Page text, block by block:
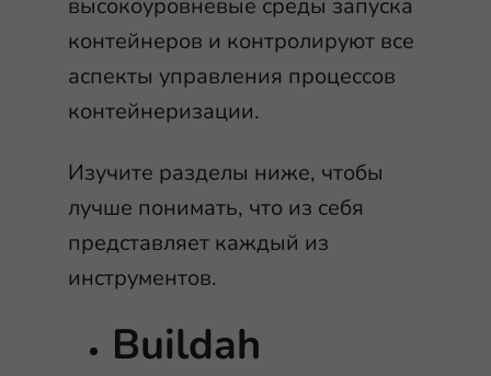
высокоуровневые среды запуска
контейнеров и контролируют все
аспекты управления процессов
контейнеризации.
Изучите разделы ниже, чтобы
лучше понимать, что из себя
представляет каждый из
инструментов.
Buildah